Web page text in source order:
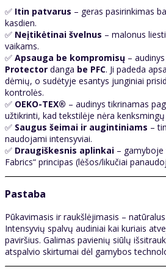
✅ Itin patvarus – geras pasirinkimas
kasdien.
✅ Neįtikėtinai švelnus – malonus
vaikams.
✅ Apsauga be kompromisų –
Protector danga be PFC. Ji padeda
dėmių, o sudėtyje esantys junginiai
kontrolės.
✅ OEKO-TEX® – audinys tikrinamas
užtikrinti, kad tekstilėje nėra
✅ Saugus šeimai ir augintiniams –
naudojami intensyviai.
✅ Draugiškesnis aplinkai – gamyboje
Fabrics“ principas (lėšos/likučiai
Pastaba
Pūkavimasis ir raukšlėjimasis –
Intensyvių spalvų audiniai kai kuriais
paviršius. Galimas pavienių siūlų
atspalvio skirtumai dėl gamybos